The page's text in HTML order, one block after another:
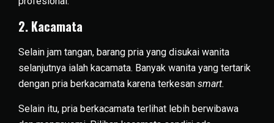
2. Kacamata
Selain jam tangan, barang pria yang disukai wanita
selanjutnya ialah kacamata. Banyak wanita yang tertarik
dengan pria berkacamata karena terkesan smart.
Selain itu, pria berkacamata terlihat lebih berwibawa